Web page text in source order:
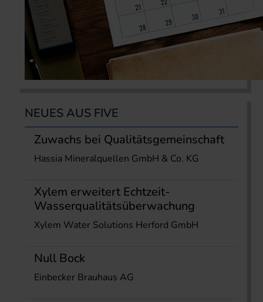
NEUES AUS FIVE
Zuwachs bei Qualitätsgemeinschaft
Hassia Mineralquellen GmbH & Co. KG
Xylem erweitert Echtzeit-
Wasserqualitätsüberwachung
Xylem Water Solutions Herford GmbH
Null Bock
Einbecker Brauhaus AG